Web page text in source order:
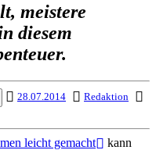
meistere
diesem
28.07.2014
Redaktion
leicht gemacht
kann